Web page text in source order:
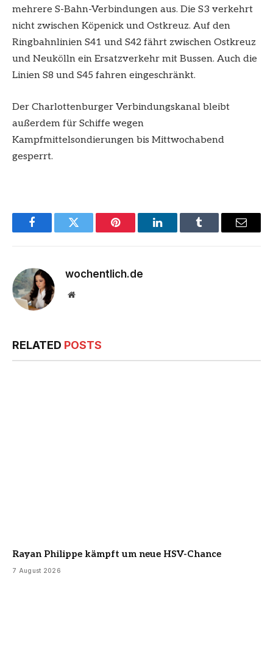
mehrere S-Bahn-Verbindungen aus. Die S3 verkehrt
nicht zwischen Köpenick und Ostkreuz. Auf den
Ringbahnlinien S41 und S42 fährt zwischen Ostkreuz
und Neukölln ein Ersatzverkehr mit Bussen. Auch die
Linien S8 und S45 fahren eingeschränkt.
Der Charlottenburger Verbindungskanal bleibt
außerdem für Schiffe wegen
Kampfmittelsondierungen bis Mittwochabend
gesperrt.
FacebookTwitter Pinterest LinkedInTumblr Email
wochentlich.de
Website
RELATED POSTS
Rayan Philippe kämpft um neue HSV-Chance
7 August 2026